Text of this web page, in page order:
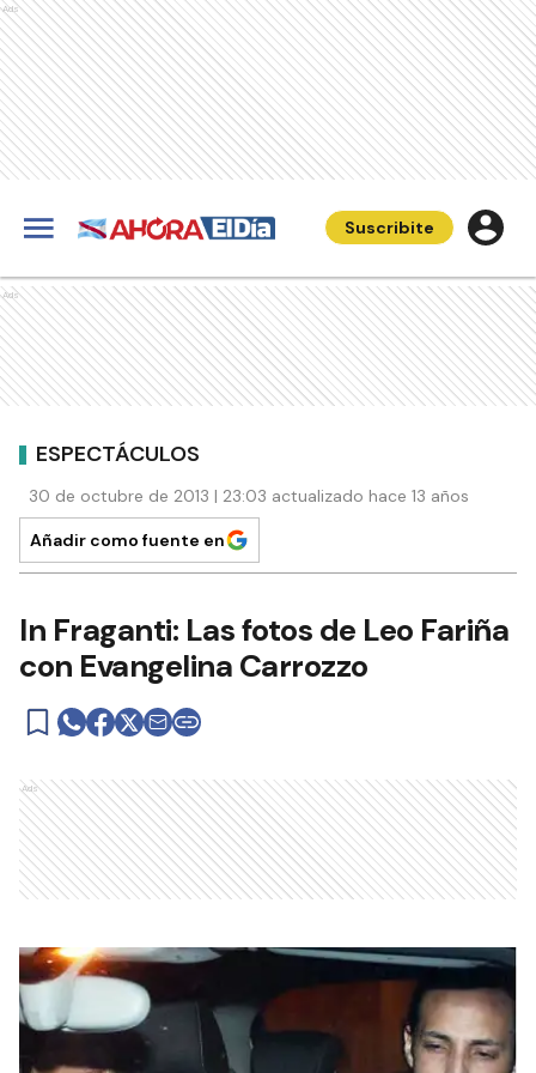
Ads
Suscribite
Ads
ESPECTÁCULOS
30 de octubre de 2013 | 23:03 actualizado hace 13 años
Añadir como fuente en
In Fraganti: Las fotos de Leo Fariña
con Evangelina Carrozzo
Ads